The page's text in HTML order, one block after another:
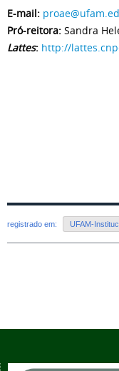
E-mail:
Pró-reitora: Sandra
Lattes: http://
registrado em: UFAM-